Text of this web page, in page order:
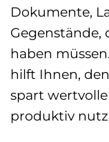
Dokumente,
Gegenstände,
haben
hilft Ihnen,
spart wertvolle
produktiv